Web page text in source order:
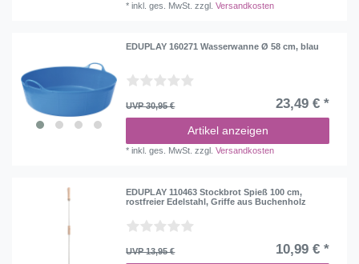
*inkl. ges. MwSt. zzgl.Versandkosten
EDUPLAY 160271 Wasserwanne Ø 58 cm, blau
UVP 30,95 € 23,49 € *
Artikel anzeigen
*inkl. ges. MwSt. zzgl.Versandkosten
EDUPLAY 110463 Stockbrot Spieß 100 cm,
rostfreier Edelstahl, Griffe aus Buchenholz
UVP 13,95 € 10,99 € *